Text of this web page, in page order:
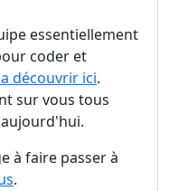
essentiellement
coder et
découvrir ici.
sur vous tous
à faire passer à
.